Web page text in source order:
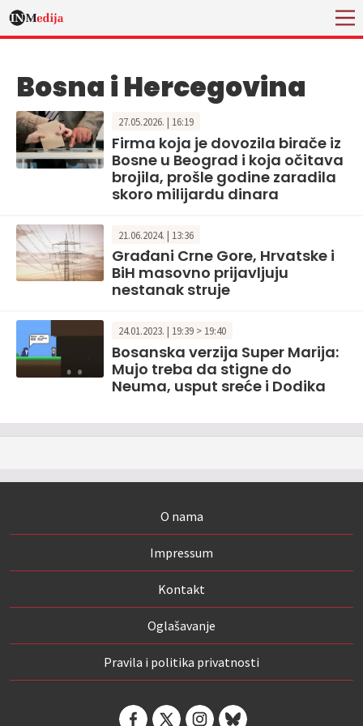
Bosna i Hercegovina
27.05.2026. | 16:19
Firma koja je dovozila birače iz
Bosne u Beograd i koja očitava
brojila, prošle godine zaradila
skoro milijardu dinara
21.06.2024. | 13:36
Građani Crne Gore, Hrvatske i
BiH masovno prijavljuju
nestanak struje
24.01.2023. | 19:39 > 19:40
Bosanska verzija Super Marija:
Mujo treba da stigne do
Neuma, usput sreće i Dodika
O nama
Impressum
Kontakt
Oglašavanje
Pravila i politika privatnosti